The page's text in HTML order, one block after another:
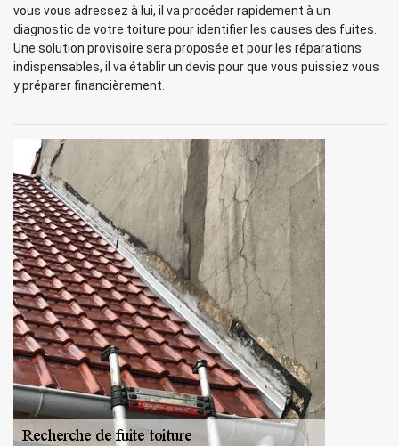
vous vous adressez à lui, il va procéder rapidement à un
diagnostic de votre toiture pour identifier les causes des fuites.
Une solution provisoire sera proposée et pour les réparations
indispensables, il va établir un devis pour que vous puissiez vous
y préparer financièrement.